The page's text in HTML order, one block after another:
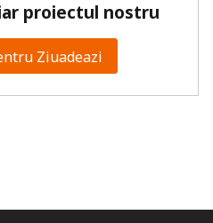
proiectul nostru
Ziuadeazi